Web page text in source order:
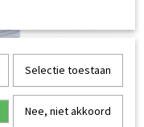
Selectie toestaan
Nee, niet akkoord